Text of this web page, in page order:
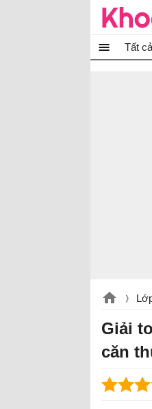
Tất cả
Giải
căn